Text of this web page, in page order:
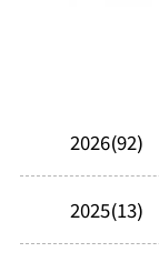
2026(92)
2025(13)